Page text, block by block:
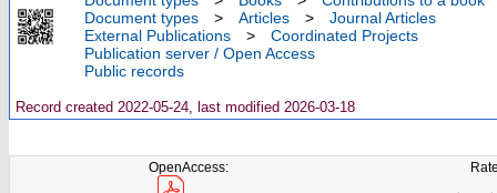
Document types
> Articles >
Journal Articles
External Publications
>
Coordinated Projects
Publication server / Open Access
Public records
Record created 2022-05-24, last modified 2026-03-18
OpenAccess: